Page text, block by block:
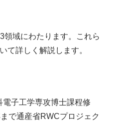
領域にわたります。これら
て詳しく解説します。
子工学専攻博士課程修
で通産省RWCプロジェク